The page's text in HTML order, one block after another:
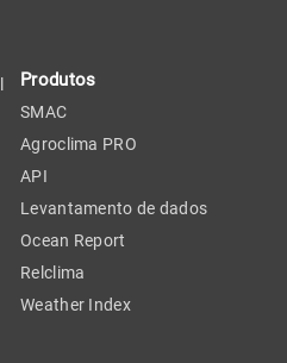
Produtos
SMAC
Agroclima PRO
API
Levantamento de dados
Ocean Report
Relclima
Weather Index